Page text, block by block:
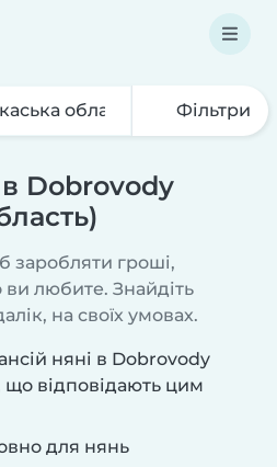
Фільтри
в Dobrovody
заробляти гроші,
любите. Знайдіть
на своїх умовах.
няні в Dobrovody
що відповідають цим
для нянь